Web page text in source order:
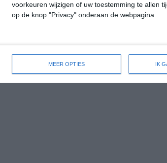
voorkeuren wijzigen of uw toestemming te allen
op de knop "Privacy" onderaan de webpagina.
MEER OPTIES IK
18:00 21:00 00:00
bekijk de uitgebreide weersverwachting voor